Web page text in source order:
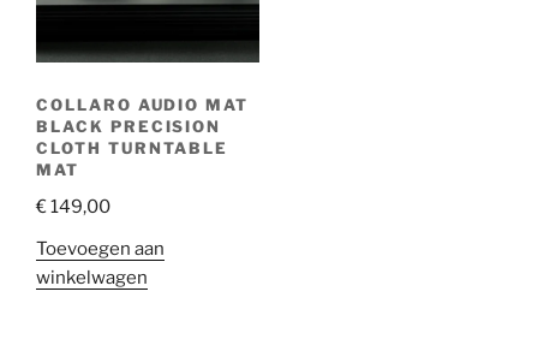
COLLARO AUDIO MAT
BLACK PRECISION
CLOTH TURNTABLE
MAT
€149,00
Toevoegen aan
winkelwagen